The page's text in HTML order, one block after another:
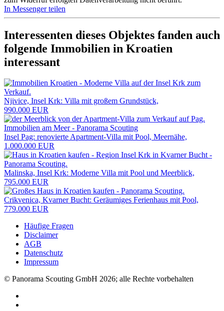
In Messenger teilen
Interessenten dieses Objektes fanden auch
folgende Immobilien in Kroatien
interessant
Njivice, Insel Krk: Villa mit großem Grundstück,
990.000 EUR
Insel Pag: renovierte Apartment-Villa mit Pool, Meernähe,
1.000.000 EUR
Malinska, Insel Krk: Moderne Villa mit Pool und Meerblick,
795.000 EUR
Crikvenica, Kvarner Bucht: Geräumiges Ferienhaus mit Pool,
779.000 EUR
Häufige Fragen
Disclaimer
AGB
Datenschutz
Impressum
© Panorama Scouting GmbH 2026; alle Rechte vorbehalten